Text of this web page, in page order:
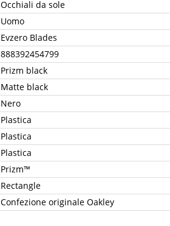
Occhiali da sole
Uomo
Evzero Blades
888392454799
Prizm black
Matte black
Nero
Plastica
Plastica
Plastica
Prizm™
Rectangle
Confezione originale Oakley